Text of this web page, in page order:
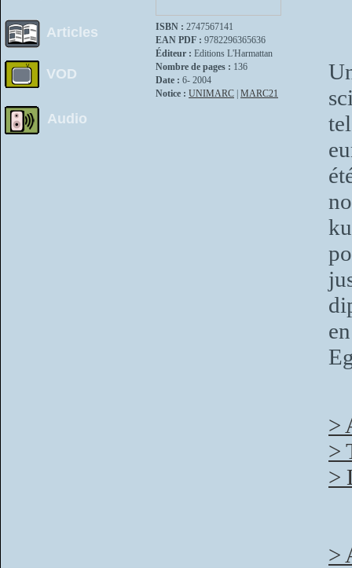
Articles
VOD
Audio
ISBN : 2747567141
EAN PDF : 9782296365636
Éditeur : Editions L'Harmattan
Nombre de pages : 136
Date : 6- 2004
Notice : UNIMARC MARC21
>
>
>
>